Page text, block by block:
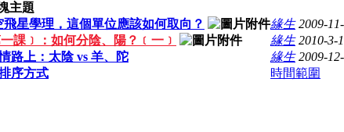
主題
星學理，這個單位應該如何取向？ 緣生 2009-
課﹞：如何分陰、陽？﹝一﹞ 緣生 2010-3-
路上：太陰 vs 羊、陀 緣生 2009-
序方式
時間範圍